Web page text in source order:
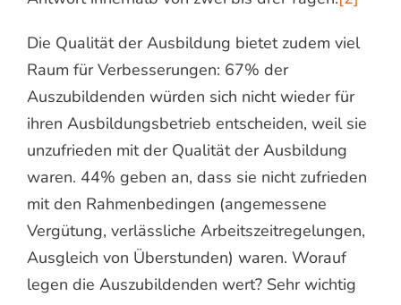
Die Qualität der Ausbildung bietet zudem viel
Raum für Verbesserungen: 67% der
Auszubildenden würden sich nicht wieder für
ihren Ausbildungsbetrieb entscheiden, weil sie
unzufrieden mit der Qualität der Ausbildung
waren. 44% geben an, dass sie nicht zufrieden
mit den Rahmenbedingen (angemessene
Vergütung, verlässliche Arbeitszeitregelungen,
Ausgleich von Überstunden) waren. Worauf
legen die Auszubildenden wert? Sehr wichtig